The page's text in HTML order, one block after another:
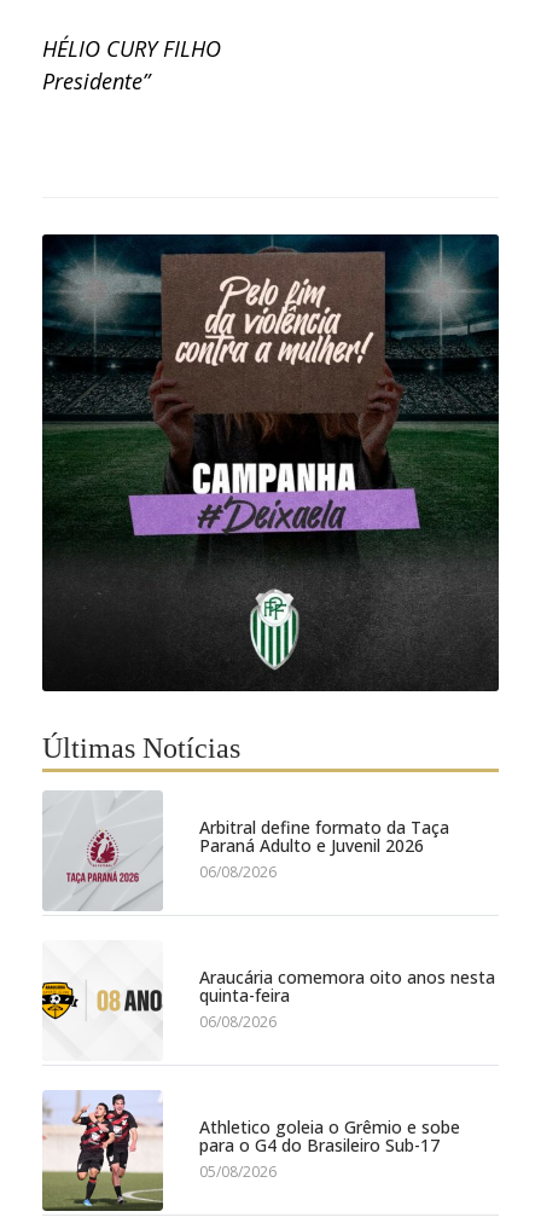
HÉLIO CURY FILHO
Presidente”
Últimas Notícias
Arbitral define formato da Taça
Paraná Adulto e Juvenil 2026
06/08/2026
Araucária comemora oito anos nesta
quinta-feira
06/08/2026
Athletico goleia o Grêmio e sobe
para o G4 do Brasileiro Sub-17
05/08/2026